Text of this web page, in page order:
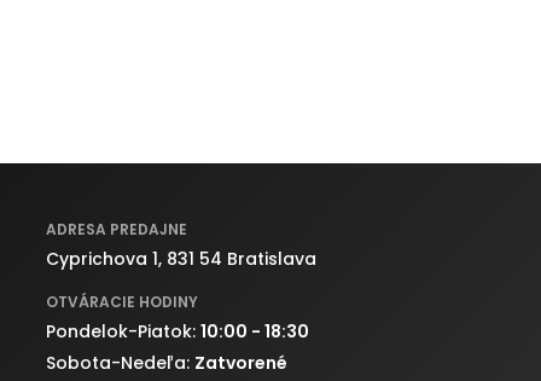
ADRESA PREDAJNE
Cyprichova 1, 831 54 Bratislava
OTVÁRACIE HODINY
Pondelok-Piatok: 10:00 - 18:30
Sobota-Nedeľa: Zatvorené